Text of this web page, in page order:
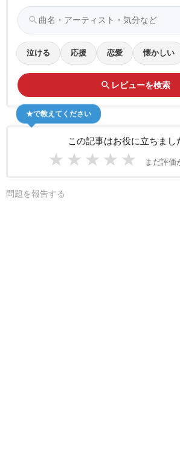
search
泣ける 応援 恋愛 懐かしい
search レビューを検索
この記事はお役に立ちまし
★ ★ ★ ★ ★ まだ評価
★で教えてください
問題を報告する